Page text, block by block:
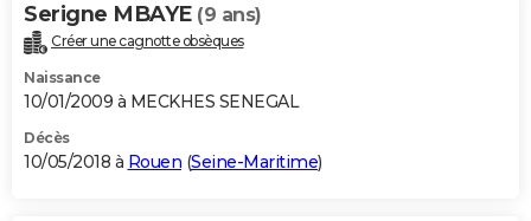
Serigne MBAYE (9 ans)
Créer une cagnotte obsèques
Naissance
10/01/2009 à MECKHES SENEGAL
Décès
10/05/2018 à Rouen (Seine-Maritime)